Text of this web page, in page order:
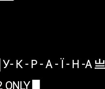
К - Р - А - Ї - Н -А 亗
█